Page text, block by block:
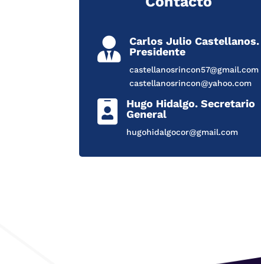

Carlos Julio Castellanos.
Presidente
castellanosrincon57@gmail.com
castellanosrincon@yahoo.com

Hugo Hidalgo. Secretario
General
hugohidalgocor@gmail.com